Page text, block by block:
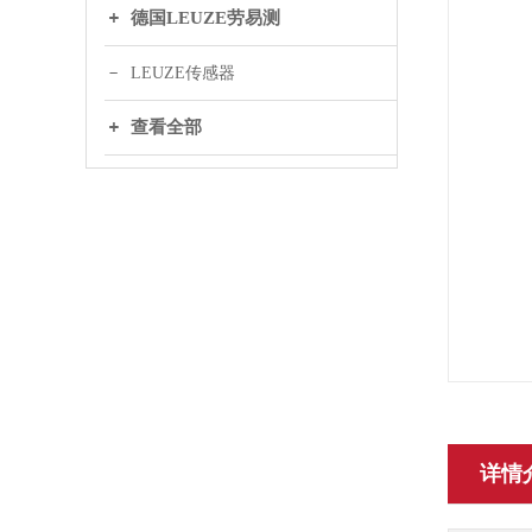
德国LEUZE劳易测
LEUZE传感器
查看全部
详情